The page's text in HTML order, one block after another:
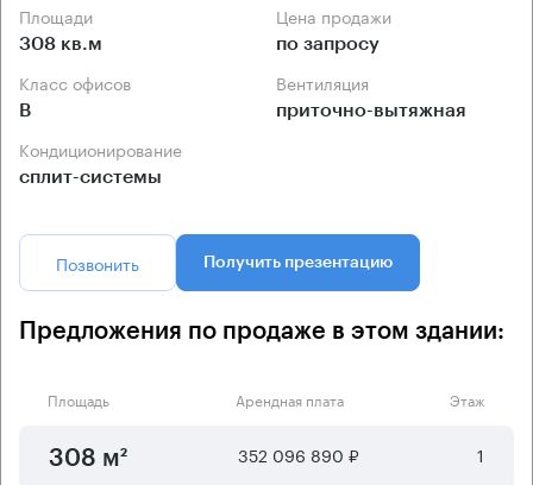
Площади
308 кв.м
Цена продажи
по запросу
Класс офисов
B
Вентиляция
приточно-вытяжная
Кондиционирование
сплит-системы
Позвонить Получить презентацию
Предложения по продаже в этом здании:
Площадь Арендная плата Этаж
308 м² 352 096 890 ₽ 1